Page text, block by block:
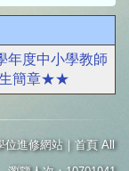
度中小學教師
生簡章★★
位進修網站｜首頁 All